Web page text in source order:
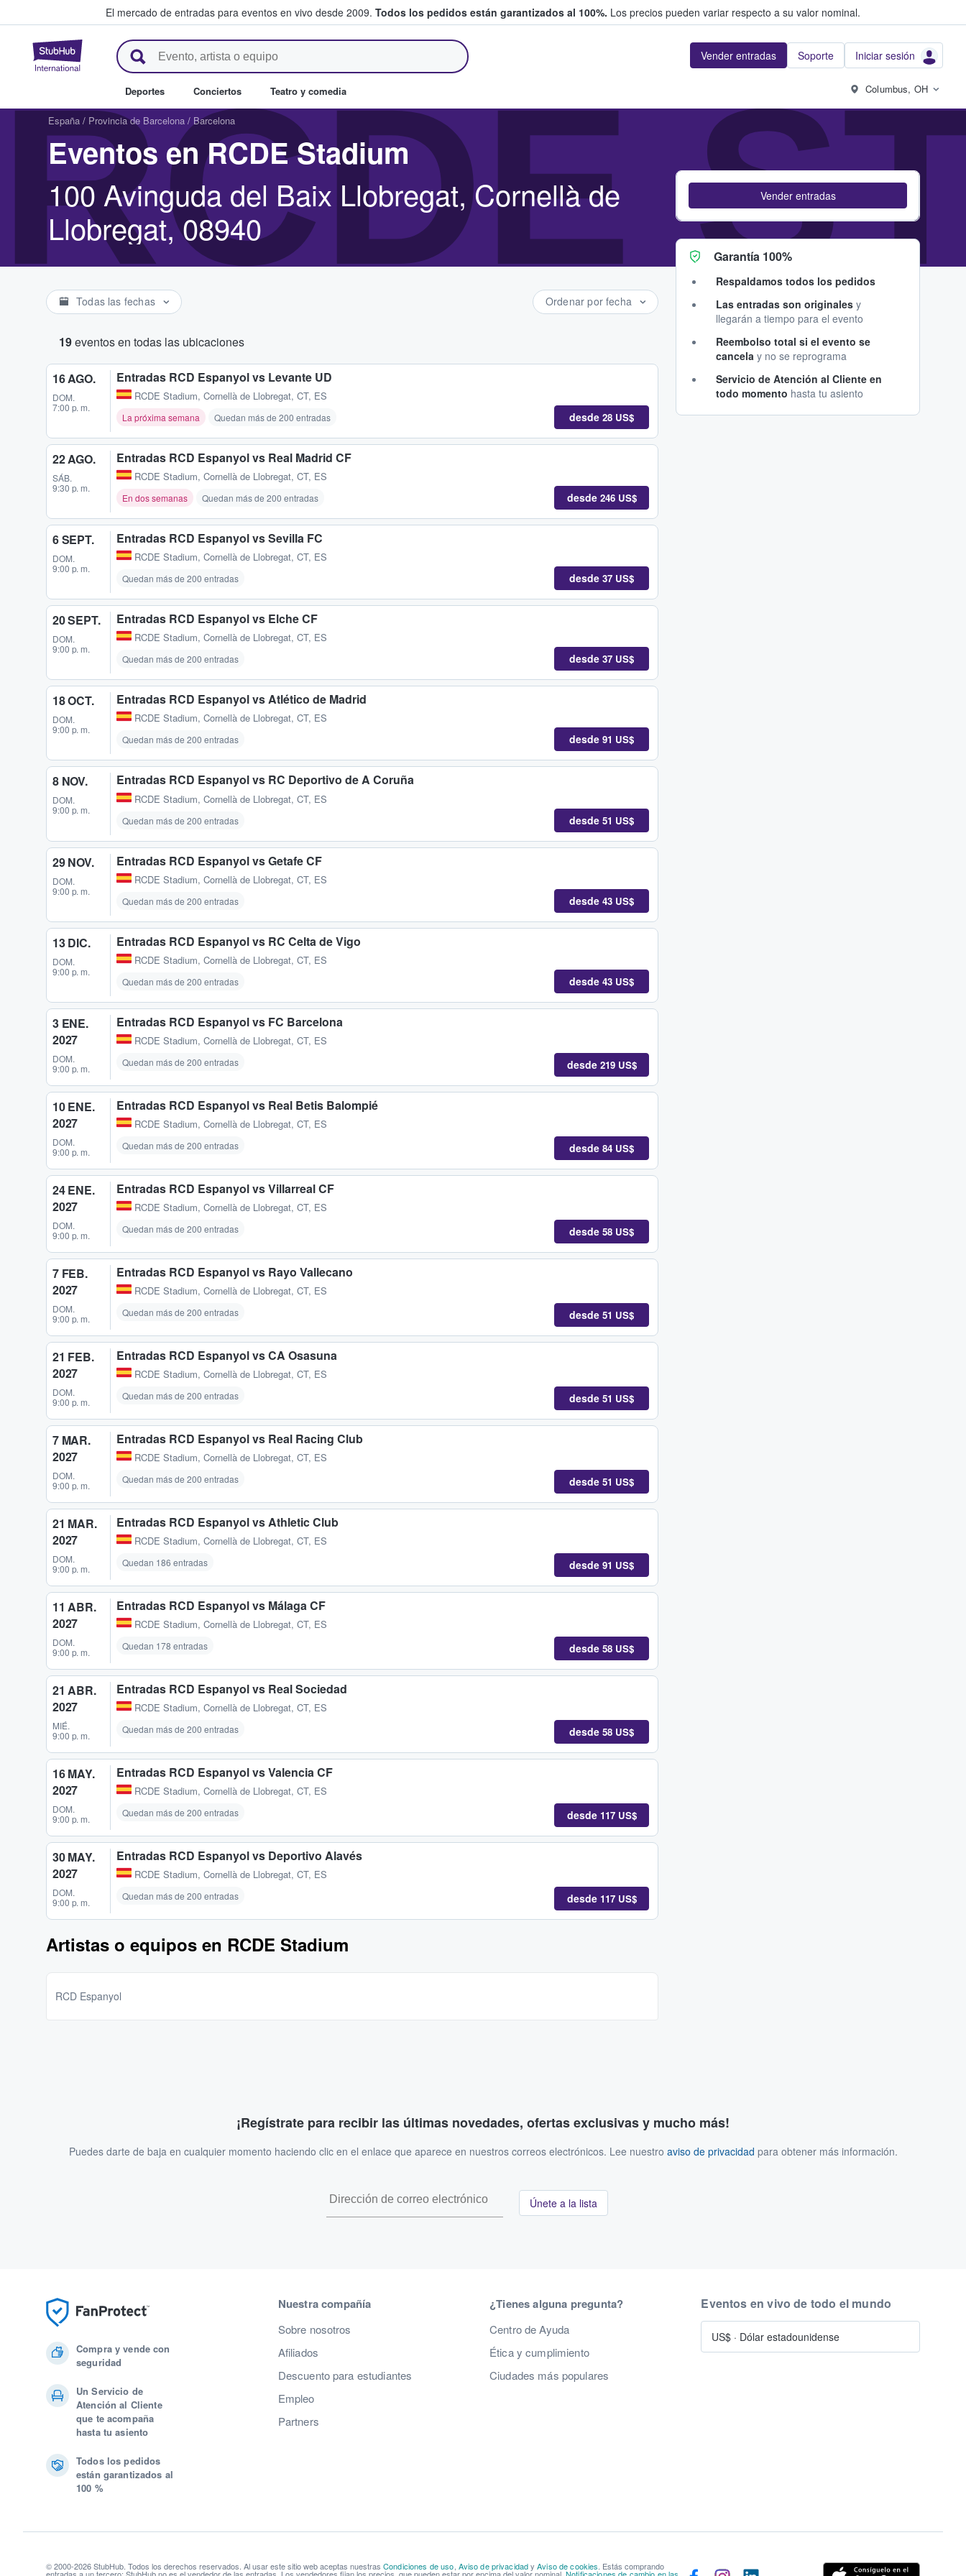
El mercado de entradas para eventos en vivo desde 2009. Todos los pedidos están garantizados al 100%. Los precios pueden variar respecto a su valor nominal.
StubHub: compra y venta de entradas entre fans Vender entradas Soporte Iniciar sesión
Deportes Conciertos Teatro y comedia Columbus, OH
RCDE
España / Provincia de Barcelona / Barcelona
Eventos en RCDE Stadium
100 Avinguda del Baix Llobregat, Cornellà de
Llobregat, 08940
Todas las fechas Ordenar por fecha
19eventos en todas las ubicaciones
16 AGO.
DOM.
7:00 p. m.
Entradas RCD Espanyol vs Levante UD
RCDE Stadium, Cornellà de Llobregat, CT, ES
La próxima semana Quedan más de 200 entradas desde 28 US$
22 AGO.
SÁB.
9:30 p. m.
Entradas RCD Espanyol vs Real Madrid CF
RCDE Stadium, Cornellà de Llobregat, CT, ES
En dos semanas Quedan más de 200 entradas desde 246 US$
6 SEPT.
DOM.
9:00 p. m.
Entradas RCD Espanyol vs Sevilla FC
RCDE Stadium, Cornellà de Llobregat, CT, ES
Quedan más de 200 entradas desde 37 US$
20 SEPT.
DOM.
9:00 p. m.
Entradas RCD Espanyol vs Elche CF
RCDE Stadium, Cornellà de Llobregat, CT, ES
Quedan más de 200 entradas desde 37 US$
18 OCT.
DOM.
9:00 p. m.
Entradas RCD Espanyol vs Atlético de Madrid
RCDE Stadium, Cornellà de Llobregat, CT, ES
Quedan más de 200 entradas desde 91 US$
8 NOV.
DOM.
9:00 p. m.
Entradas RCD Espanyol vs RC Deportivo de A Coruña
RCDE Stadium, Cornellà de Llobregat, CT, ES
Quedan más de 200 entradas desde 51 US$
29 NOV.
DOM.
9:00 p. m.
Entradas RCD Espanyol vs Getafe CF
RCDE Stadium, Cornellà de Llobregat, CT, ES
Quedan más de 200 entradas desde 43 US$
13 DIC.
DOM.
9:00 p. m.
Entradas RCD Espanyol vs RC Celta de Vigo
RCDE Stadium, Cornellà de Llobregat, CT, ES
Quedan más de 200 entradas desde 43 US$
3 ENE.
2027
DOM.
9:00 p. m.
Entradas RCD Espanyol vs FC Barcelona
RCDE Stadium, Cornellà de Llobregat, CT, ES
Quedan más de 200 entradas desde 219 US$
10 ENE.
2027
DOM.
9:00 p. m.
Entradas RCD Espanyol vs Real Betis Balompié
RCDE Stadium, Cornellà de Llobregat, CT, ES
Quedan más de 200 entradas desde 84 US$
24 ENE.
2027
DOM.
9:00 p. m.
Entradas RCD Espanyol vs Villarreal CF
RCDE Stadium, Cornellà de Llobregat, CT, ES
Quedan más de 200 entradas desde 58 US$
7 FEB.
2027
DOM.
9:00 p. m.
Entradas RCD Espanyol vs Rayo Vallecano
RCDE Stadium, Cornellà de Llobregat, CT, ES
Quedan más de 200 entradas desde 51 US$
21 FEB.
2027
DOM.
9:00 p. m.
Entradas RCD Espanyol vs CA Osasuna
RCDE Stadium, Cornellà de Llobregat, CT, ES
Quedan más de 200 entradas desde 51 US$
7 MAR.
2027
DOM.
9:00 p. m.
Entradas RCD Espanyol vs Real Racing Club
RCDE Stadium, Cornellà de Llobregat, CT, ES
Quedan más de 200 entradas desde 51 US$
21 MAR.
2027
DOM.
9:00 p. m.
Entradas RCD Espanyol vs Athletic Club
RCDE Stadium, Cornellà de Llobregat, CT, ES
Quedan 186 entradas desde 91 US$
11 ABR.
2027
DOM.
9:00 p. m.
Entradas RCD Espanyol vs Málaga CF
RCDE Stadium, Cornellà de Llobregat, CT, ES
Quedan 178 entradas desde 58 US$
21 ABR.
2027
MIÉ.
9:00 p. m.
Entradas RCD Espanyol vs Real Sociedad
RCDE Stadium, Cornellà de Llobregat, CT, ES
Quedan más de 200 entradas desde 58 US$
16 MAY.
2027
DOM.
9:00 p. m.
Entradas RCD Espanyol vs Valencia CF
RCDE Stadium, Cornellà de Llobregat, CT, ES
Quedan más de 200 entradas desde 117 US$
30 MAY.
2027
DOM.
9:00 p. m.
Entradas RCD Espanyol vs Deportivo Alavés
RCDE Stadium, Cornellà de Llobregat, CT, ES
Quedan más de 200 entradas desde 117 US$
Artistas o equipos en RCDE Stadium
RCD Espanyol
Vender entradas
Garantía 100%
Respaldamos todos los pedidos
Las entradas son originales y
llegarán a tiempo para el evento
Reembolso total si el evento se
cancela y no se reprograma
Servicio de Atención al Cliente en
todo momento hasta tu asiento
¡Regístrate para recibir las últimas novedades, ofertas exclusivas y mucho más!
Puedes darte de baja en cualquier momento haciendo clic en el enlace que aparece en nuestros correos electrónicos. Lee nuestro aviso de privacidad para obtener más información.
Únete a la lista
Compra y vende con
seguridad
Un Servicio de
Atención al Cliente
que te acompaña
hasta tu asiento
Todos los pedidos
están garantizados al
100 %
Nuestra compañía
Sobre nosotros
Afiliados
Descuento para estudiantes
Empleo
Partners
¿Tienes alguna pregunta?
Centro de Ayuda
Ética y cumplimiento
Ciudades más populares
Eventos en vivo de todo el mundo
US$ · Dólar estadounidense
© 2000-2026 StubHub. Todos los derechos reservados. Al usar este sitio web aceptas nuestras Condiciones de uso Aviso de privacidadyAviso de cookies . Estás comprando